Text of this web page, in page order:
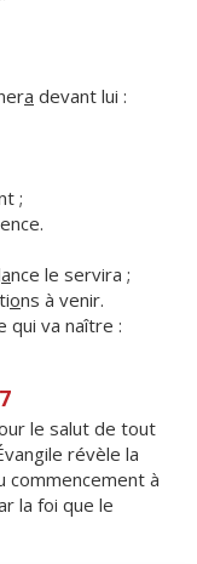
a devant lui :
;
ance le servira ;
ons à venir.
qui va naître :
le salut de tout
révèle la
commencement à
la foi que le